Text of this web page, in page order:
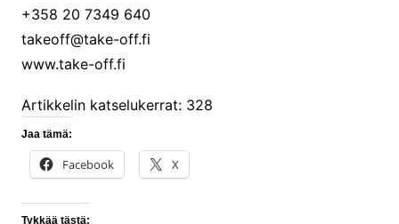
+358 20 7349 640
takeoff@take-off.fi
www.take-off.fi
Artikkelin katselukerrat: 328
Jaa tämä:
Facebook X
Tykkää tästä: